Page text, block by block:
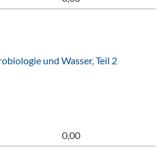
und Wasser, Teil 2
0,00